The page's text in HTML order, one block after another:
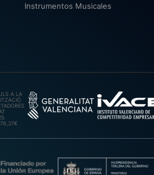
Instrumentos Musicales
A LA